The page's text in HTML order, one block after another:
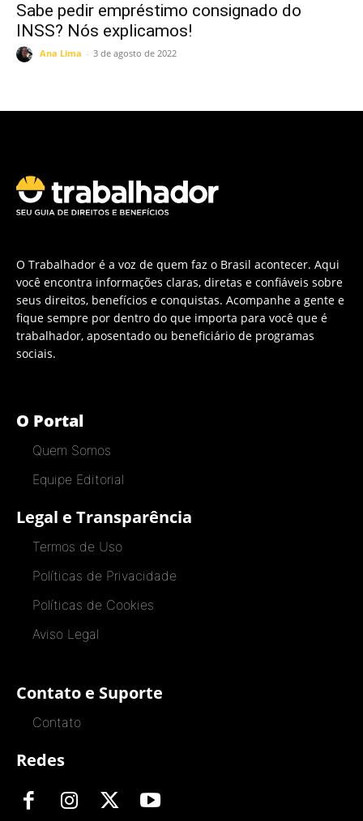
Sabe pedir empréstimo consignado do
INSS? Nós explicamos!
Ana Lima - 3 de agosto de 2022
O Trabalhador é a voz de quem faz o Brasil acontecer. Aqui
você encontra informações claras, diretas e confiáveis sobre
seus direitos, benefícios e conquistas. Acompanhe a gente e
fique sempre por dentro do que importa para você que é
trabalhador, aposentado ou beneficiário de programas
sociais.
O Portal
Quem Somos
Equipe Editorial
Legal e Transparência
Termos de Uso
Políticas de Privacidade
Políticas de Cookies
Aviso Legal
Contato e Suporte
Contato
Redes